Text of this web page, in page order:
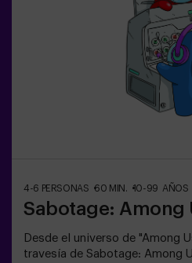
🙌 Siente la adrenalina y eleva
hoy mismo.✅ Ideal para
adolescentesTodos los
acompañados de un adulto
requiere calzado deportivo
con tacones, plataformas o
no cumplan con el calzado
4-6 PERSONAS 60 MIN. 10-99 AÑOS
Sabotage: Among
Desde el universo de "Among
travesía de Sabotage: Among